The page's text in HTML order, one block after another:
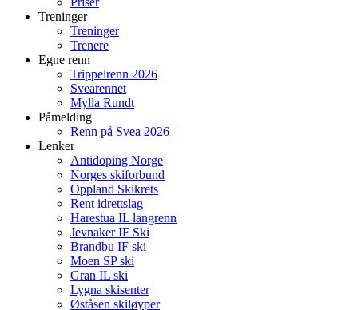
Treninger
Treninger
Trenere
Egne renn
Trippelrenn 2026
Svearennet
Mylla Rundt
Påmelding
Renn på Svea 2026
Lenker
Antidoping Norge
Norges skiforbund
Oppland Skikrets
Rent idrettslag
Harestua IL langrenn
Jevnaker IF Ski
Brandbu IF ski
Moen SP ski
Gran IL ski
Lygna skisenter
Øståsen skiløyper